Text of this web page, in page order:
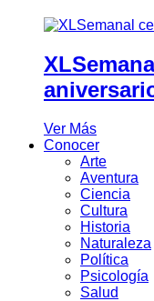
Ver Más
Conocer
Arte
Aventura
Ciencia
Cultura
Historia
Naturaleza
Política
Psicología
Salud